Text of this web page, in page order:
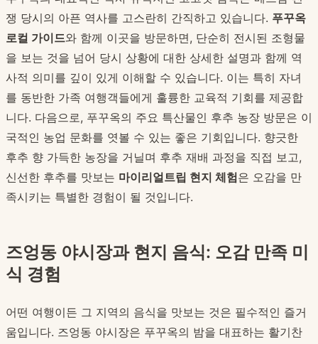
쟁 당시의 아픈 역사를 고스란히 간직하고 있습니다. 푸꾸옥
로컬 가이드와 함께 이곳을 방문하면, 단순히 전시된 조형물
을 보는 것을 넘어 당시 상황에 대한 상세한 설명과 함께 역
사적 의미를 깊이 있게 이해할 수 있습니다. 이는 특히 자녀
를 동반한 가족 여행객들에게 훌륭한 교육적 기회를 제공합
니다. 다음으로, 푸꾸옥의 주요 특산물인 후추 농장 방문은 이
국적인 농업 문화를 엿볼 수 있는 좋은 기회입니다. 향긋한
후추 향 가득한 농장을 거닐며 후추 재배 과정을 직접 보고,
신선한 후추를 맛보는 마이리얼트립 현지 체험은 오감을 만
족시키는 특별한 경험이 될 것입니다.
즈엉동 야시장과 현지 음식: 오감 만족 미
식 경험
어떤 여행이든 그 지역의 음식을 맛보는 것은 필수적인 즐거
움입니다. 즈엉동 야시장은 푸꾸옥의 밤을 대표하는 활기찬